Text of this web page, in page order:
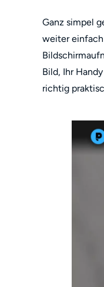
Ganz simpel
weiter einfach
Bild, Ihr
richtig